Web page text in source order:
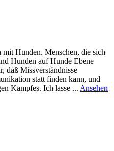
Hunden. Menschen, die sich
Hunden auf Hunde Ebene
daß Missverständnisse
statt finden kann, und
Kampfes. Ich lasse ... Ansehen